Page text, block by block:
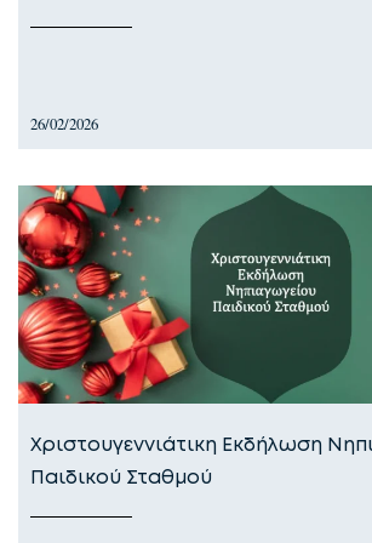
26/02/2026
Χριστουγεννιάτικη Εκδήλωση
Παιδικού Σταθμού